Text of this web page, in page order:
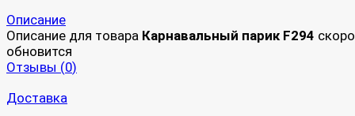
Описание
Описание для товара Карнавальный парик F294 скоро
обновится
Отзывы (0)
Доставка